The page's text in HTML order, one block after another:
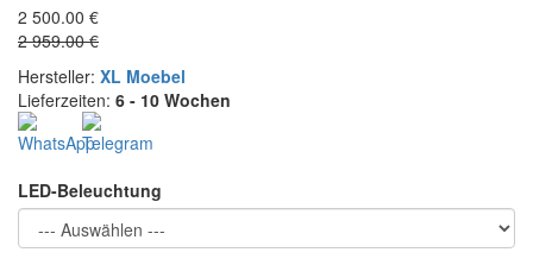
2 500.00 €
2 959.00 €
Hersteller: XL Moebel
Lieferzeiten: 6 - 10 Wochen
LED-Beleuchtung